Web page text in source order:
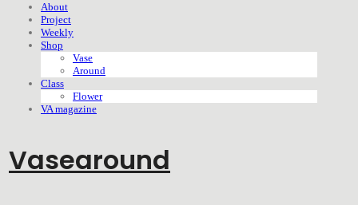
About
Project
Weekly
Shop
Vase
Around
Class
Flower
VA magazine
Vasearound